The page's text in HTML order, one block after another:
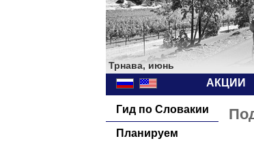
Трнава, июнь
АКЦИИ
Гид по Словакии
Планируем